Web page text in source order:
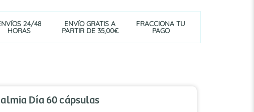
24/48
HORAS
ENVÍO GRATIS A
PARTIR DE 35,00€
FRACCIONA TU
PAGO
Día 60 cápsulas